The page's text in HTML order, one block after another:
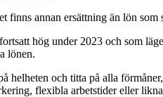
finns annan ersättning än lön
hög under 2023 och som
lönen.
helheten och titta på alla
flexibla arbetstider eller